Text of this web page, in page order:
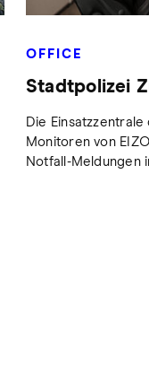
OFFICE
Stadtpolizei
Die
Monitoren von
Notfall-Meldungen